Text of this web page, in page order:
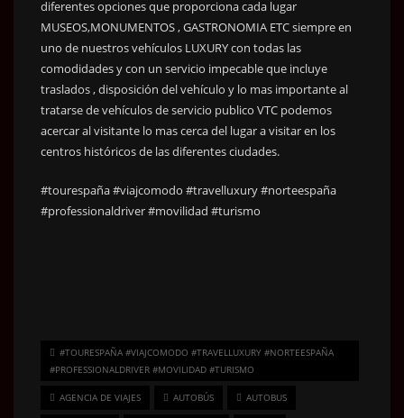
diferentes opciones que proporciona cada lugar
MUSEOS,MONUMENTOS , GASTRONOMIA ETC siempre en
uno de nuestros vehículos LUXURY con todas las
comodidades y con un servicio impecable que incluye
traslados , disposición del vehículo y lo mas importante al
tratarse de vehículos de servicio publico VTC podemos
acercar al visitante lo mas cerca del lugar a visitar en los
centros históricos de las diferentes ciudades.
#tourespaña #viajcomodo #travelluxury #norteespaña
#professionaldriver #movilidad #turismo
#TOURESPAÑA #VIAJCOMODO #TRAVELLUXURY #NORTEESPAÑA
#PROFESSIONALDRIVER #MOVILIDAD #TURISMO
AGENCIA DE VIAJES AUTOBÚS AUTOBUS